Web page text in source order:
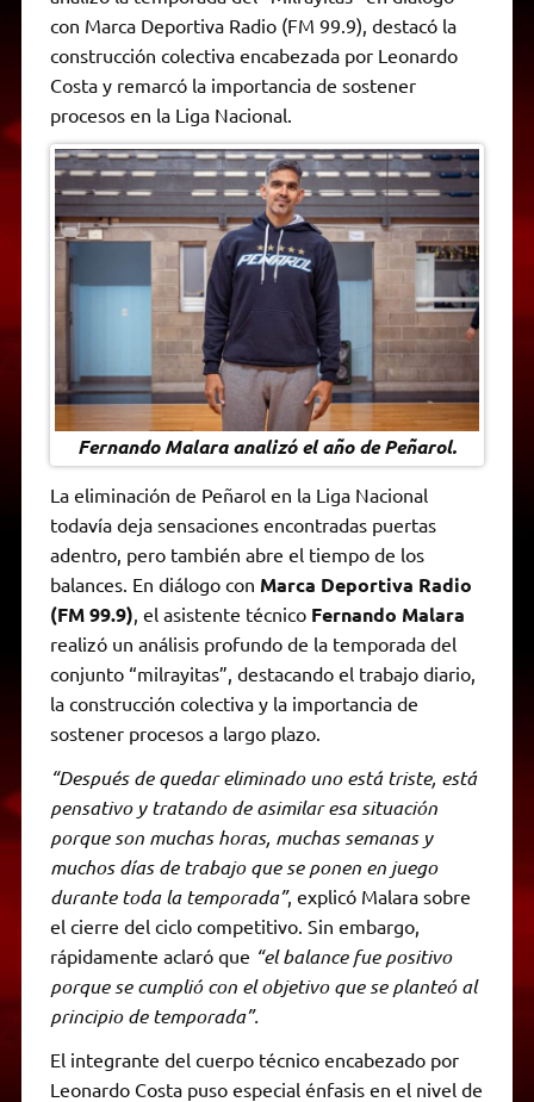
A
p
p
a
m
r
o
o
k
n
g
e
n
k
F
r
i
n
d
l
y
con Marca Deportiva Radio (FM 99.9), destacó la
construcción colectiva encabezada por Leonardo
Costa y remarcó la importancia de sostener
procesos en la Liga Nacional.
Fernando Malara analizó el año de Peñarol.
La eliminación de Peñarol en la Liga Nacional
todavía deja sensaciones encontradas puertas
adentro, pero también abre el tiempo de los
balances. En diálogo con Marca Deportiva Radio
(FM 99.9) , el asistente técnico Fernando Malara
realizó un análisis profundo de la temporada del
conjunto “milrayitas”, destacando el trabajo diario,
la construcción colectiva y la importancia de
sostener procesos a largo plazo.
“Después de quedar eliminado uno está triste, está
pensativo y tratando de asimilar esa situación
porque son muchas horas, muchas semanas y
muchos días de trabajo que se ponen en juego
durante toda la temporada”, explicó Malara sobre
el cierre del ciclo competitivo. Sin embargo,
rápidamente aclaró que “el balance fue positivo
porque se cumplió con el objetivo que se planteó al
principio de temporada”.
El integrante del cuerpo técnico encabezado por
Leonardo Costa puso especial énfasis en el nivel de